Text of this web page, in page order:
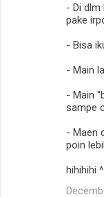
- Di dlm
pake
- Bisa
- Main
- Main
sampe
- Maen
poin
hihihihi